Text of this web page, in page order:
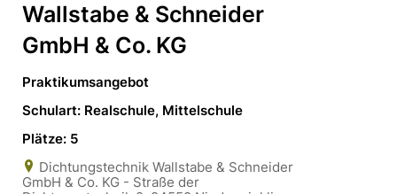
Wallstabe & Schneider
GmbH & Co. KG
Praktikumsangebot
Schulart: Realschule, Mittelschule
Plätze: 5
Dichtungstechnik Wallstabe & Schneider
GmbH & Co. KG - Straße der